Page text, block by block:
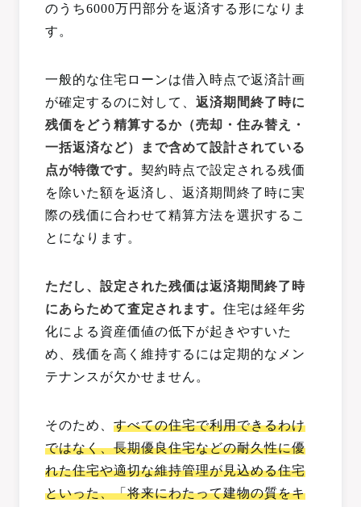
のうち6000万円部分を返済する形になりま
す。
一般的な住宅ローンは借入時点で返済計画
が確定するのに対して、返済期間終了時に
残価をどう精算するか（売却・住み替え・
一括返済など）まで含めて設計されている
点が特徴です。契約時点で設定される残価
を除いた額を返済し、返済期間終了時に実
際の残価に合わせて精算方法を選択するこ
とになります。
ただし、設定された残価は返済期間終了時
にあらためて査定されます。住宅は経年劣
化による資産価値の低下が起きやすいた
め、残価を高く維持するには定期的なメン
テナンスが欠かせません。
そのため、すべての住宅で利用できるわけ
ではなく、長期優良住宅などの耐久性に優
れた住宅や適切な維持管理が見込める住宅
といった、「将来にわたって建物の質をキ